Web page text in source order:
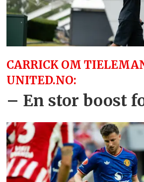
CARRICK OM
UNITED.NO:
– En stor boost